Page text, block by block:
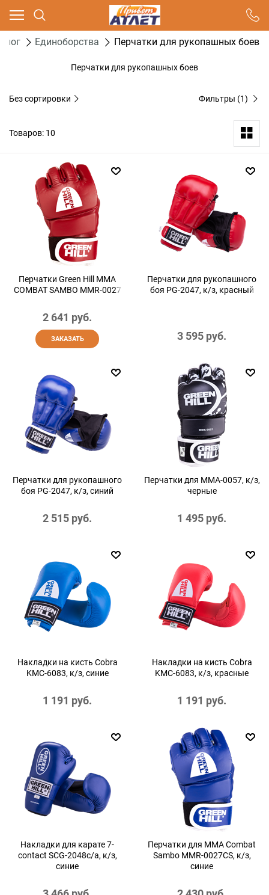
Единоборства Перчатки для рукопашных боев
Перчатки для рукопашных боев
Без сортировки Фильтры (1)
Товаров: 10
Перчатки Green Hill MMA
COMBAT SAMBO MMR-0027
2 641 руб.
ЗАКАЗАТЬ
Перчатки для рукопашного
боя PG-2047, к/з, красный
3 595 руб.
Перчатки для рукопашного
боя PG-2047, к/з, синий
2 515 руб.
Перчатки для MMA-0057, к/з,
черные
1 495 руб.
Накладки на кисть Cobra
KMС-6083, к/з, синие
1 191 руб.
Накладки на кисть Cobra
KMС-6083, к/з, красные
1 191 руб.
Накладки для карате 7-
contact SCG-2048c/а, к/з,
синие
Перчатки для MMA Combat
Sambo MMR-0027CS, к/з,
синие
Ваш город - Москва,
угадали?
ДА НЕТ